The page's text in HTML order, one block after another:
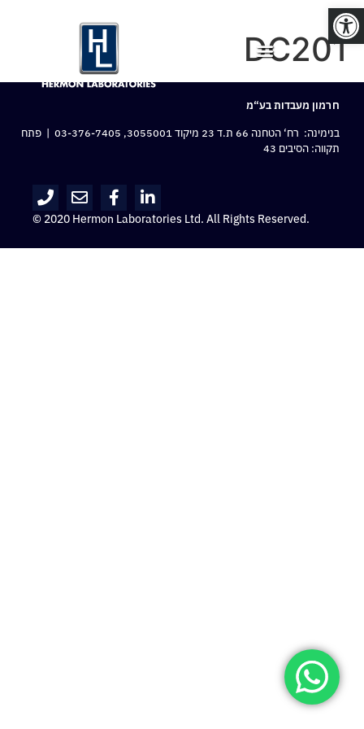
פתח סרגל נגישות
DC201
חרמון מעבדות בע“מ
בנימינה: רח‘ הטחנה 66 ת.ד 23 מיקוד 3055001,
03-376-7405 | פתח
תקווה: הסיבים 43
© 2020 Hermon Laboratories Ltd. All Rights Reserved.